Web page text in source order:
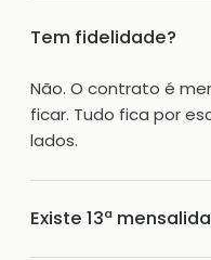
Tem fidelidade?
Não. O contrato é
ficar. Tudo fica por
lados.
Existe 13ª